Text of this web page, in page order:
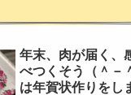
年末、肉が届く、
べつくそう（＾
は年賀状作りをし